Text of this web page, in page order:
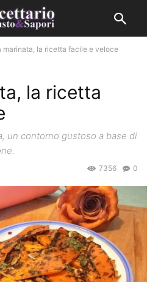
marinata, la ricetta facile e veloce
la ricetta
un contorno gustoso a base di
0
7356